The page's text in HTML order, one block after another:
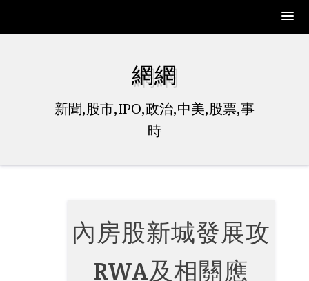
網網
新聞,股市,IPO,政治,中美,股票,事
時
內房股新城發展攻
RWA及相關應